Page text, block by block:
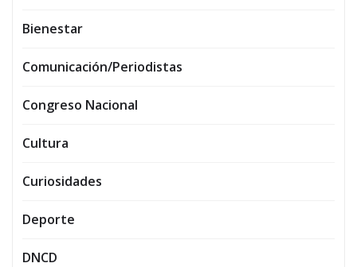
Bienestar
Comunicación/Periodistas
Congreso Nacional
Cultura
Curiosidades
Deporte
DNCD